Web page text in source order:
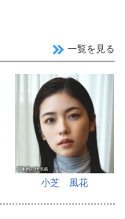
一覧を見る
小芝 風花